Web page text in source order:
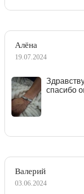
Алёна
19.07.2024
спасибо
Валерий
03.06.2024